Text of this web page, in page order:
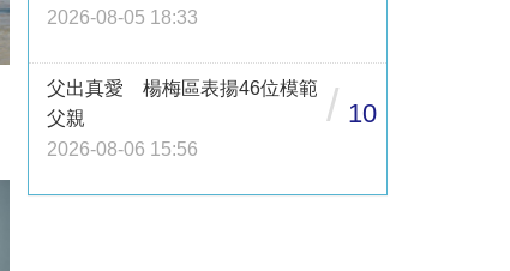
2026-08-05 18:33
父出真愛 楊梅區表揚46位模範
父親
2026-08-06 15:56
/ 10